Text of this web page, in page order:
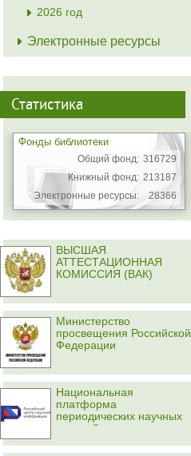
2026 год
Электронные ресурсы
Статистика
Фонды библиотеки
Общий фонд: 316729
Книжный фонд: 213187
Электронные ресурсы:
28366
ВЫСШАЯ
АТТЕСТАЦИОННАЯ
КОМИССИЯ (ВАК)
Министерство
просвещения Российской
Федерации
Национальная
платформа
периодических научных
изданий